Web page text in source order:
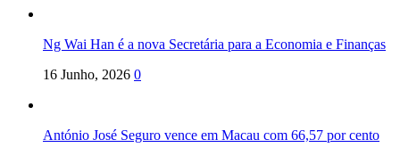
Ng Wai Han é a nova Secretária para a Economia e Finanças
16 Junho, 2026 0
António José Seguro vence em Macau com 66,57 por cento